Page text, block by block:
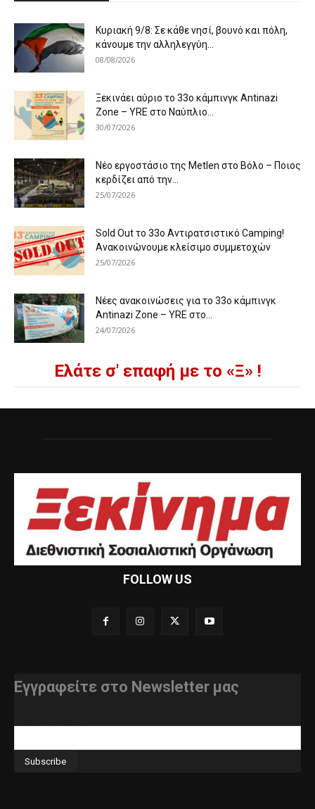
Κυριακή 9/8: Σε κάθε νησί, βουνό και πόλη,
κάνουμε την αλληλεγγύη...
08/08/2026
Ξεκινάει αύριο το 33ο κάμπινγκ Antinazi
Zone – YRE στο Ναύπλιο...
30/07/2026
Νέο εργοστάσιο της Metlen στο Βόλο – Ποιος
κερδίζει από την...
25/07/2026
Sold Out το 33ο Αντιρατσιστικό Camping!
Ανακοινώνουμε κλείσιμο συμμετοχών
25/07/2026
Νέες ανακοινώσεις για το 33ο κάμπινγκ
Antinazi Zone – YRE στο...
24/07/2026
Ελάτε σ' επαφή με το «Ξ» !
FOLLOW US
Εγγραφείτε στο Newsletter μας